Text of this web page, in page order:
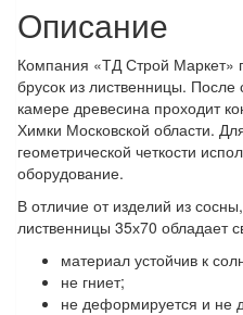
Описание
Компания «ТД Строй Маркет»
брусок из лиственницы.
камере древесина проходит
Химки Московской области.
геометрической четкости
оборудование.
В отличие от изделий из
лиственницы 35х70 обладает
материал устойчив к
не гниет;
не деформируется и не